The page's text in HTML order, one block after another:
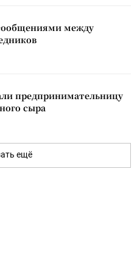
между
предпринимательницу
сыра
ещё